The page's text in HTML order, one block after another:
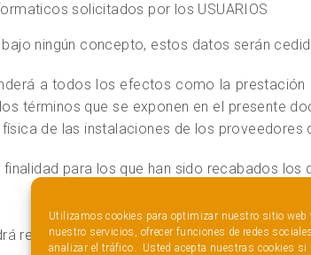
Utilizamos cookies para optimizar nuestro sitio web
nuestro servicios, ofrecer funciones de redes
analizar el tráfico. Usted acepta nuestras cookies si
solicitados por los USUARIOS
ningún concepto, estos datos serán
a todos los efectos como la prestación
términos que se exponen en el presente
de las instalaciones de los
finalidad para los que han sido recabados
registrarse en LA WEB sin necesidad del